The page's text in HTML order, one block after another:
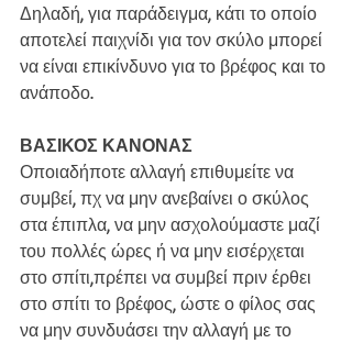
Δηλαδή, για παράδειγμα, κάτι το οποίο
αποτελεί παιχνίδι για τον σκύλο μπορεί
να είναι επικίνδυνο για το βρέφος και το
ανάποδο.
ΒΑΣΙΚΟΣ ΚΑΝΟΝΑΣ
Οποιαδήποτε αλλαγή επιθυμείτε να
συμβεί, πχ να μην ανεβαίνει ο σκύλος
στα έπιπλα, να μην ασχολούμαστε μαζί
του πολλές ώρες ή να μην εισέρχεται
στο σπίτι,πρέπει να συμβεί πριν έρθει
στο σπίτι το βρέφος, ώστε ο φίλος σας
να μην συνδυάσει την αλλαγή με το